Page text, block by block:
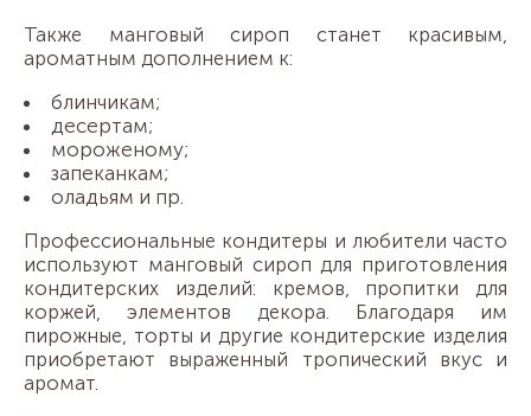
Также манговый сироп станет красивым,
ароматным дополнением к:
блинчикам;
десертам;
мороженому;
запеканкам;
оладьям и пр.
Профессиональные кондитеры и любители часто
используют манговый сироп для приготовления
кондитерских изделий: кремов, пропитки для
коржей, элементов декора. Благодаря им
пирожные, торты и другие кондитерские изделия
приобретают выраженный тропический вкус и
аромат.